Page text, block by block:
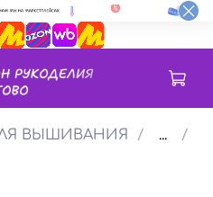
ВЫШИВАНИЯ
...